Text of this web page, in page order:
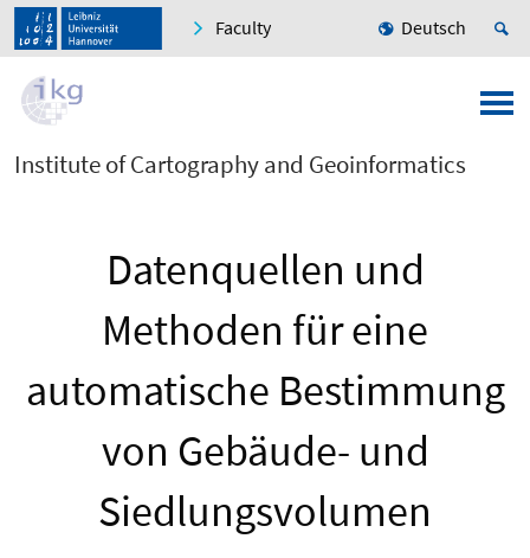
Faculty Deutsch
Institute of Cartography and Geoinformatics
Datenquellen und
Methoden für eine
automatische Bestimmung
von Gebäude- und
Siedlungsvolumen